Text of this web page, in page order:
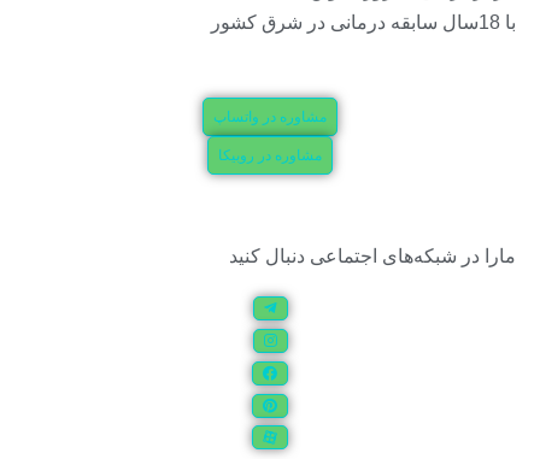
با 18سال سابقه درمانی در شرق کشور
مشاوره در واتساپ
مشاوره در روبیکا
مارا در شبکه‌های اجتماعی دنبال کنید